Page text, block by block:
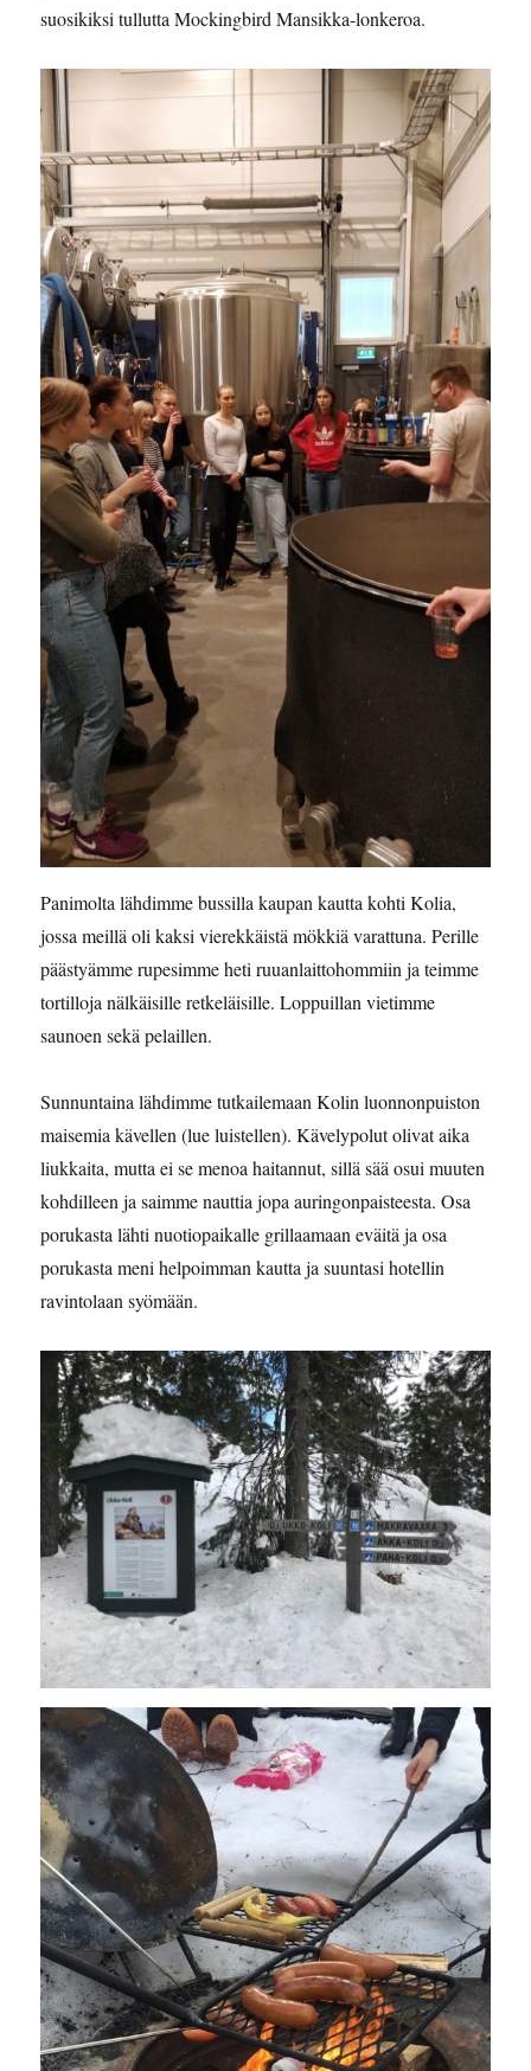
suosikiksi tullutta Mockingbird Mansikka-lonkeroa.
Panimolta lähdimme bussilla kaupan kautta kohti Kolia,
jossa meillä oli kaksi vierekkäistä mökkiä varattuna. Perille
päästyämme rupesimme heti ruuanlaittohommiin ja teimme
tortilloja nälkäisille retkeläisille. Loppuillan vietimme
saunoen sekä pelaillen.
Sunnuntaina lähdimme tutkailemaan Kolin luonnonpuiston
maisemia kävellen (lue luistellen). Kävelypolut olivat aika
liukkaita, mutta ei se menoa haitannut, sillä sää osui muuten
kohdilleen ja saimme nauttia jopa auringonpaisteesta. Osa
porukasta lähti nuotiopaikalle grillaamaan eväitä ja osa
porukasta meni helpoimman kautta ja suuntasi hotellin
ravintolaan syömään.